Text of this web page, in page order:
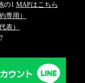
の1 MAPはこちら
専用）
表）